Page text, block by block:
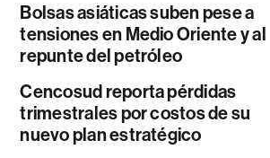
Bolsas asiáticas suben pese a
tensiones en Medio Oriente y al
repunte del petróleo
Cencosud reporta pérdidas
trimestrales por costos de su
nuevo plan estratégico